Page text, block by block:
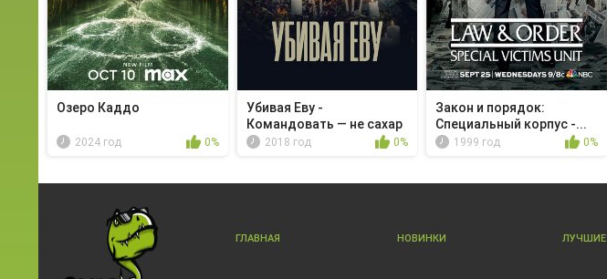
Озеро Каддо
2024 год 0%
Убивая Еву -
Командовать — не сахар
2018 год 0%
Закон и порядок:
Специальный корпус -...
1999 год 0%
ГЛАВНАЯ НОВИНКИ ЛУЧШИЕ